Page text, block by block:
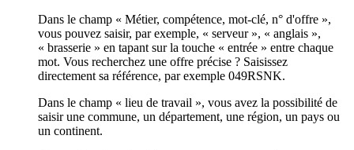
Dans le champ « Métier, compétence, mot-clé, n° d'offre »,
vous pouvez saisir, par exemple, « serveur », « anglais »,
« brasserie » en tapant sur la touche « entrée » entre chaque
mot. Vous recherchez une offre précise ? Saisissez
directement sa référence, par exemple 049RSNK.
Dans le champ « lieu de travail », vous avez la possibilité de
saisir une commune, un département, une région, un pays ou
un continent.